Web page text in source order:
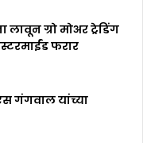
लावून ग्रो मोअर ट्रेडिंग
फरार
गंगवाल यांच्या